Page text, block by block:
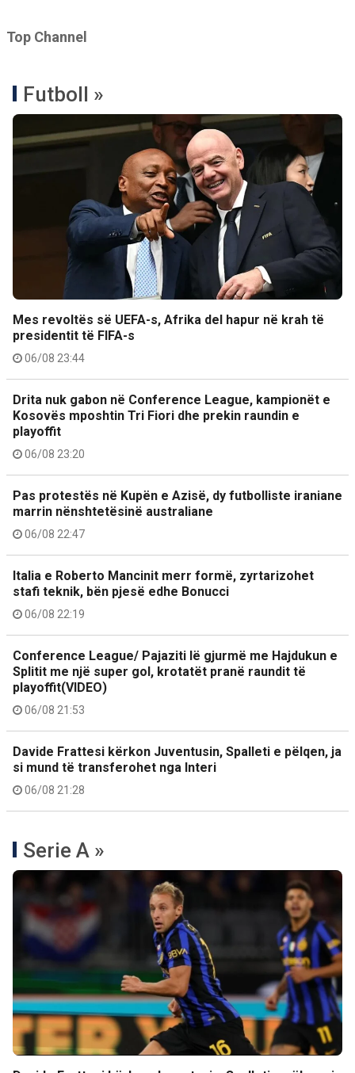
Top Channel
Futboll »
Mes revoltës së UEFA-s, Afrika del hapur në krah të
presidentit të FIFA-s
06/08 23:44
Drita nuk gabon në Conference League, kampionët e
Kosovës mposhtin Tri Fiori dhe prekin raundin e
playoffit
06/08 23:20
Pas protestës në Kupën e Azisë, dy futbolliste iraniane
marrin nënshtetësinë australiane
06/08 22:47
Italia e Roberto Mancinit merr formë, zyrtarizohet
stafi teknik, bën pjesë edhe Bonucci
06/08 22:19
Conference League/ Pajaziti lë gjurmë me Hajdukun e
Splitit me një super gol, krotatët pranë raundit të
playoffit(VIDEO)
06/08 21:53
Davide Frattesi kërkon Juventusin, Spalleti e pëlqen, ja
si mund të transferohet nga Interi
06/08 21:28
Serie A »